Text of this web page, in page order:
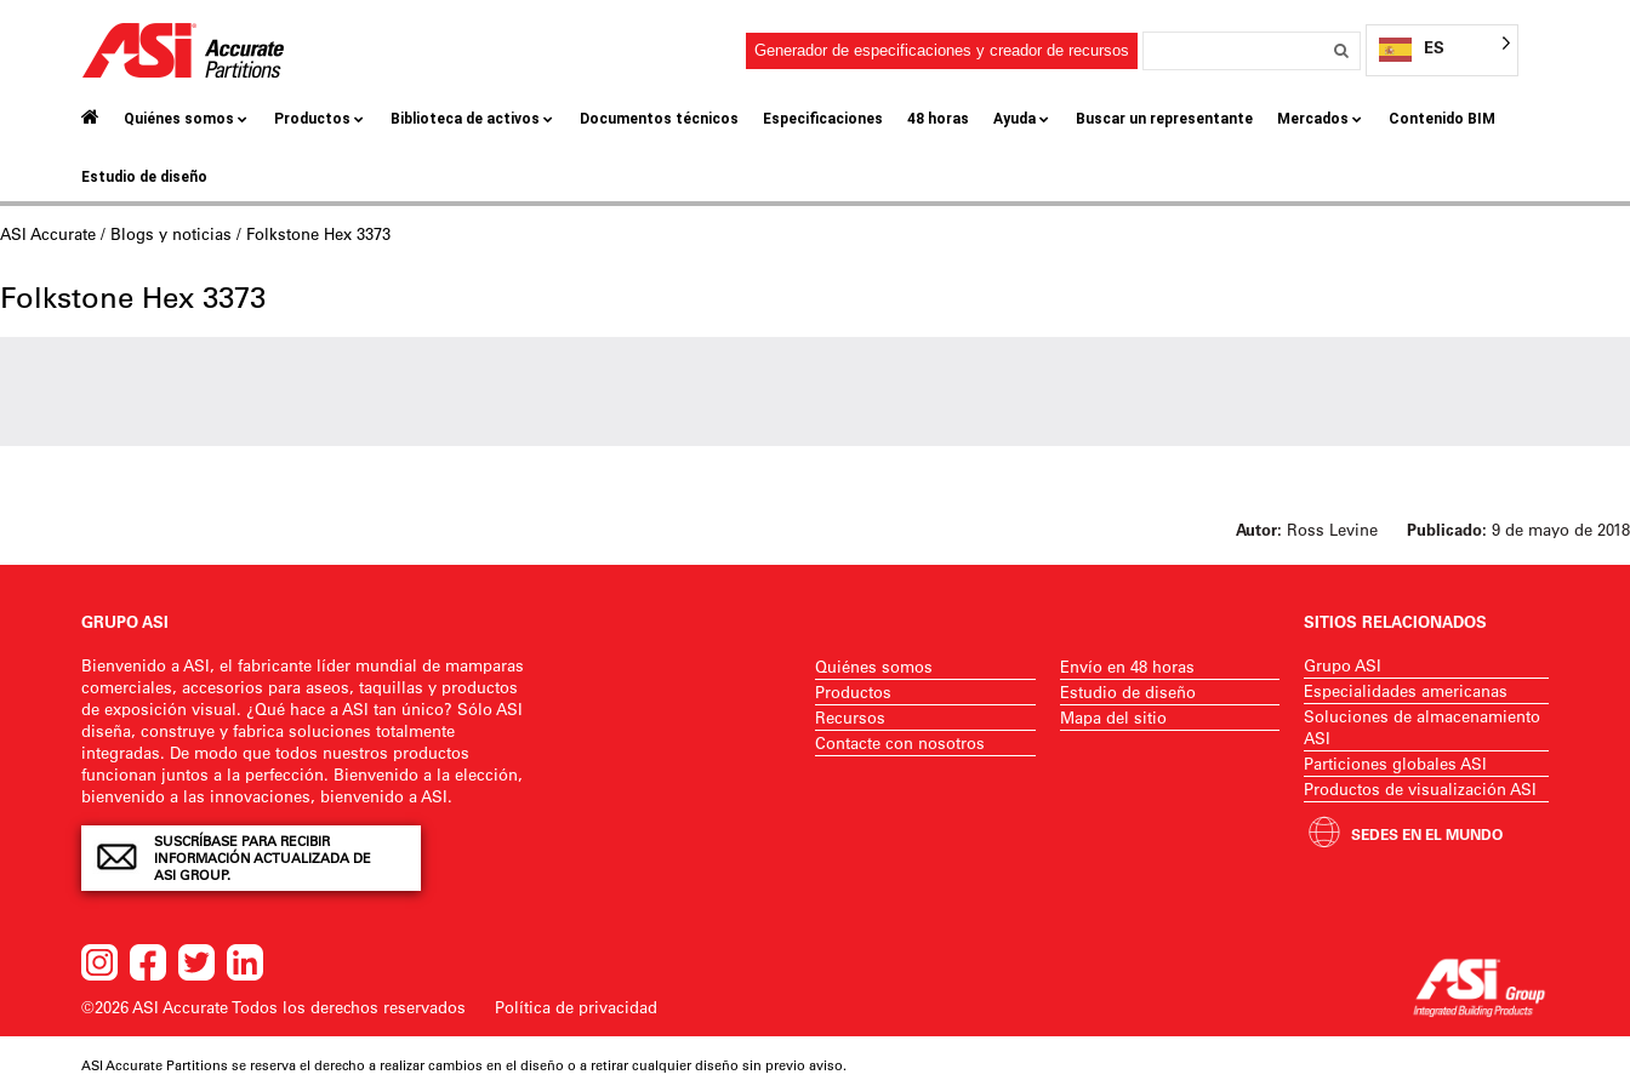
Generador de especificaciones y creador de recursos ES
Quiénes somos Productos Biblioteca de activos Documentos técnicos Especificaciones 48 horas Ayuda Buscar un representante Mercados Contenido BIM
Estudio de diseño
ASI Accurate / Blogs y noticias / Folkstone Hex 3373
Folkstone Hex 3373
Autor: Ross Levine Publicado: 9 de mayo de 2018
GRUPO ASI
Bienvenido a ASI, el fabricante líder mundial de mamparas
comerciales, accesorios para aseos, taquillas y productos
de exposición visual. ¿Qué hace a ASI tan único? Sólo ASI
diseña, construye y fabrica soluciones totalmente
integradas. De modo que todos nuestros productos
funcionan juntos a la perfección. Bienvenido a la elección,
bienvenido a las innovaciones, bienvenido a ASI.
SUSCRÍBASE PARA RECIBIR
INFORMACIÓN ACTUALIZADA DE
ASI GROUP.
Quiénes somos
Productos
Recursos
Contacte con nosotros
Envío en 48 horas
Estudio de diseño
Mapa del sitio
SITIOS RELACIONADOS
Grupo ASI
Especialidades americanas
Soluciones de almacenamiento
ASI
Particiones globales ASI
Productos de visualización ASI
SEDES EN EL MUNDO
©2026 ASI AccurateTodos los derechos reservados Política de privacidad
ASI Accurate Partitions se reserva el derecho a realizar cambios en el diseño o a retirar cualquier diseño sin previo aviso.